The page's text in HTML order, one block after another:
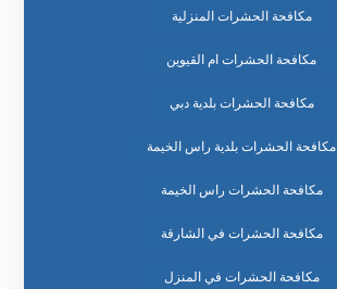
مكافحة الحشرات المنزلية
مكافحة الحشرات ام القيوين
مكافحة الحشرات بلدية دبي
مكافحة الحشرات بلدية راس الخيمة
مكافحة الحشرات راس الخيمة
مكافحة الحشرات في الشارقة
مكافحة الحشرات في المنزل